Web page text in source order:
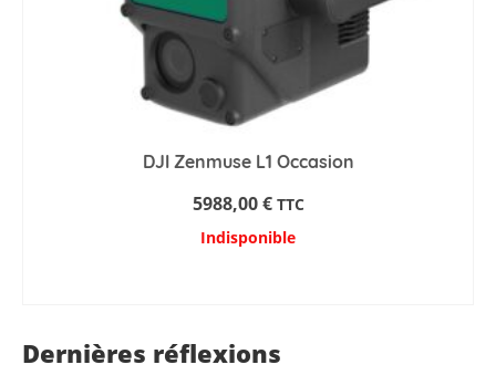
DJI Zenmuse L1 Occasion
5988,00€ TTC
Indisponible
Dernières réflexions